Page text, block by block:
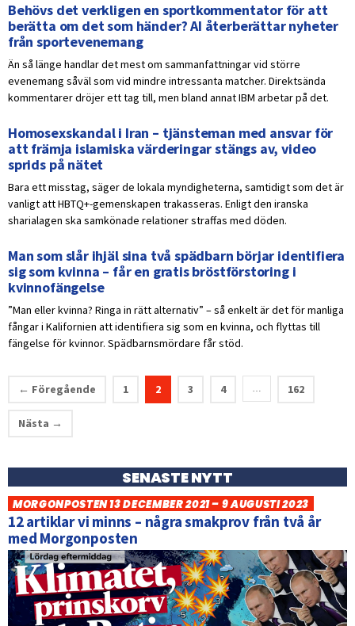
Behövs det verkligen en sportkommentator för att
berätta om det som händer? AI återberättar nyheter
från sportevenemang
Än så länge handlar det mest om sammanfattningar vid större
evenemang såväl som vid mindre intressanta matcher. Direktsända
kommentarer dröjer ett tag till, men bland annat IBM arbetar på det.
Homosexskandal i Iran – tjänsteman med ansvar för
att främja islamiska värderingar stängs av, video
sprids på nätet
Bara ett misstag, säger de lokala myndigheterna, samtidigt som det är
vanligt att HBTQ+-gemenskapen trakasseras. Enligt den iranska
sharialagen ska samkönade relationer straffas med döden.
Man som slår ihjäl sina två spädbarn börjar identifiera
sig som kvinna – får en gratis bröstförstoring i
kvinnofängelse
”Man eller kvinna? Ringa in rätt alternativ” – så enkelt är det för manliga
fångar i Kalifornien att identifiera sig som en kvinna, och flyttas till
fängelse för kvinnor. Spädbarnsmördare får stöd.
← Föregående 1 2 3 4 … 162
Nästa →
SENASTE NYTT
MORGONPOSTEN 13 DECEMBER 2021 – 9 AUGUSTI 2023
12 artiklar vi minns – några smakprov från två år
med Morgonposten